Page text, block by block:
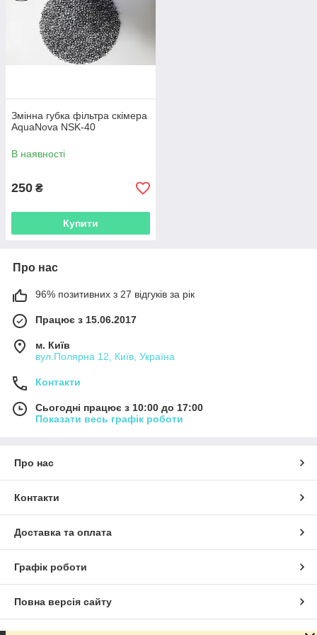
Преимущества нашей компании:
Имеем богатый опыт работы – 7 лет на
рынке.
товар.
запчасти.
наличии.
Выбрать скиммер
Как оформить и оплатить
заказ?
Змінна губка фільтра скімера
AquaNova NSK-40
В наявності
250 ₴
Купити
Про нас
96% позитивних з 27 відгуків за рік
Працює з 15.06.2017
м. Київ
вул.Полярна 12, Київ, Україна
Контакти
Сьогодні працює з 10:00 до 17:00
Показати весь графік роботи
Про нас
Контакти
Доставка та оплата
Графік роботи
Повна версія сайту